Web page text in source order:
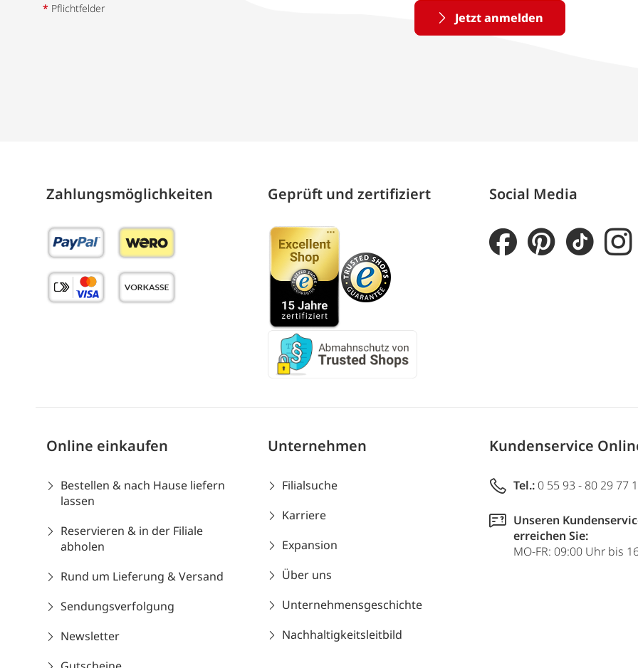
Jetzt anmelden
* Pflichtfelder
Zahlungs­möglich­keiten Geprüft und zertifiziert Social Media
Online einkaufen
Bestellen & nach Hause liefern
lassen
Reservieren & in der Filiale
abholen
Rund um Lieferung & Versand
Sendungsverfolgung
Newsletter
Unternehmen
Filialsuche
Karriere
Expansion
Über uns
Unternehmensgeschichte
Nachhaltigkeitsleitbild
Kundenservice
Tel.: 0 55 93 - 80 29 77
Unseren
erreichen Sie:
MO-FR: 09:00 Uhr bis